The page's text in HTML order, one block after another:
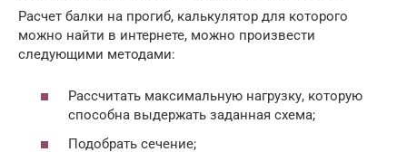
Расчет балки на прогиб, калькулятор для которого
можно найти в интернете, можно произвести
следующими методами:
Рассчитать максимальную нагрузку, которую
способна выдержать заданная схема;
Подобрать сечение;